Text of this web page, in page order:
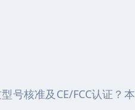
号核准及CE/FCC认证？